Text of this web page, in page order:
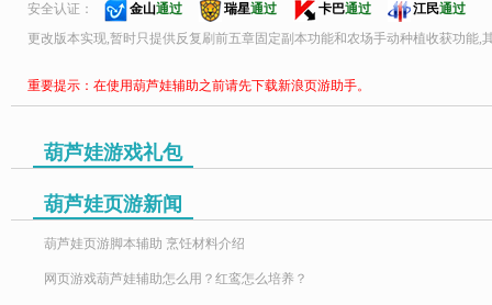
安全认证： 金山通过 瑞星通过 卡巴通过 江民通过
更改版本实现,暂时只提供反复刷前五章固定副本功能和农场手动种植收获功能,
重要提示：在使用葫芦娃辅助之前请先下载新浪页游助手。
葫芦娃游戏礼包
葫芦娃页游新闻
葫芦娃页游脚本辅助 烹饪材料介绍
网页游戏葫芦娃辅助怎么用？红鸾怎么培养？